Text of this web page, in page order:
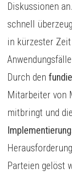
Diskussionen
schnell
in kürzester
Durch den
Mitarbeiter von
mitbringt und die
Parteien gelöst